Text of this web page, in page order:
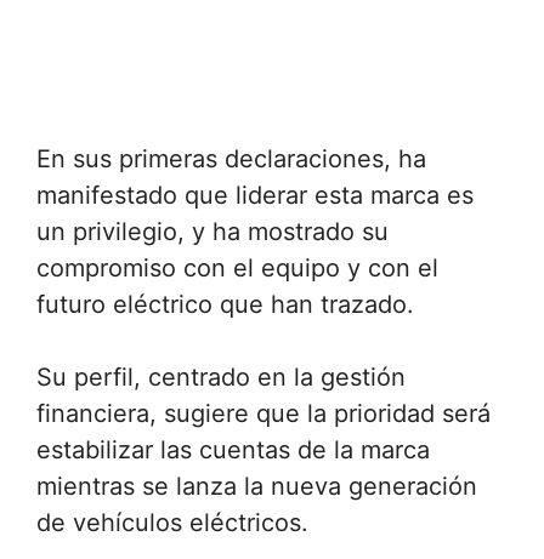
En sus primeras declaraciones, ha
manifestado que liderar esta marca es
un privilegio, y ha mostrado su
compromiso con el equipo y con el
futuro eléctrico que han trazado.
Su perfil, centrado en la gestión
financiera, sugiere que la prioridad será
estabilizar las cuentas de la marca
mientras se lanza la nueva generación
de vehículos eléctricos.